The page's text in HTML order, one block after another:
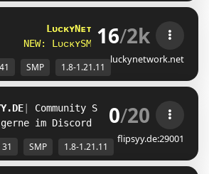
LᴜᴄᴋʏNᴇᴛᴡᴏʀᴋ
[1.8 - 1.21.11]
NEW: L ᴜᴄᴋʏSM (Cᴏᴘᴘᴇʀ Uᴘᴅᴀᴛᴇ)
16/2k
luckynetwork.net
41 SMP 1.8-1.21.11
Community SMP | 1.8 - 1.21.11
gerne im Discord Reporten!
0/20
flipsyy.de:29001
31 SMP 1.8-1.21.11